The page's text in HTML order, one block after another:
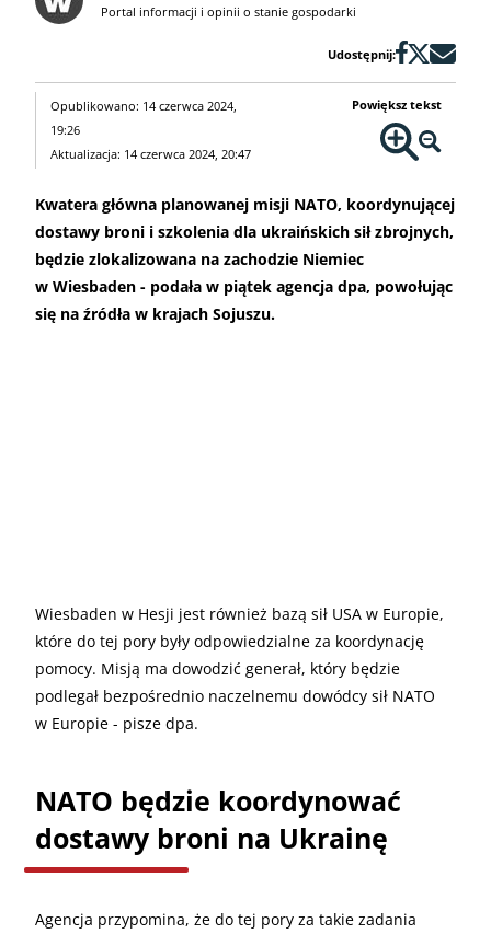
Portal informacji i opinii o stanie gospodarki
Udostępnij:
Opublikowano: 14 czerwca 2024,
19:26
Aktualizacja: 14 czerwca 2024, 20:47
Powiększ tekst
Kwatera główna planowanej misji NATO, koordynującej
dostawy broni i szkolenia dla ukraińskich sił zbrojnych,
będzie zlokalizowana na zachodzie Niemiec
w Wiesbaden - podała w piątek agencja dpa, powołując
się na źródła w krajach Sojuszu.
Wiesbaden w Hesji jest również bazą sił USA w Europie,
które do tej pory były odpowiedzialne za koordynację
pomocy. Misją ma dowodzić generał, który będzie
podlegał bezpośrednio naczelnemu dowódcy sił NATO
w Europie - pisze dpa.
NATO będzie koordynować
dostawy broni na Ukrainę
Agencja przypomina, że do tej pory za takie zadania